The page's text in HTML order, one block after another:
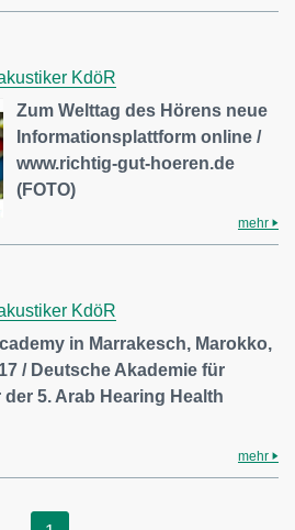
KdöR
Zum Welttag des Hörens neue
Informationsplattform online /
www.richtig-gut-hoeren.de
(FOTO)
mehr
KdöR
in Marrakesch, Marokko,
/ Deutsche Akademie für
5. Arab Hearing Health
mehr